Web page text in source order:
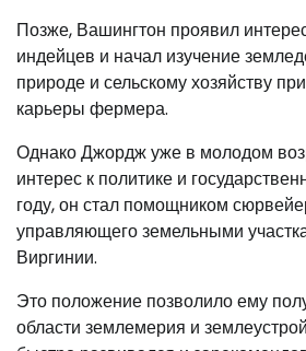
Позже, Вашингтон проявил
индейцев и начал изучение
природе и сельскому хозяйству
карьеры фермера.
Однако Джордж уже в молодом
интерес к политике и
году, он стал помощником
управляющего земельными
Виргинии.
Это положение позволило ему
области землемерия и